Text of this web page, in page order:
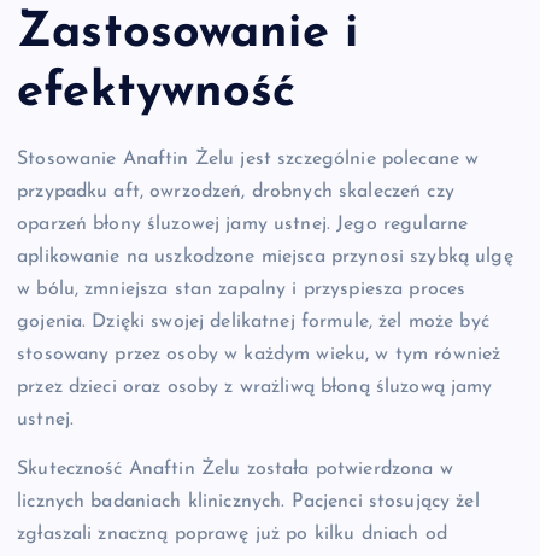
Zastosowanie i
efektywność
Stosowanie Anaftin Żelu jest szczególnie polecane w
przypadku aft, owrzodzeń, drobnych skaleczeń czy
oparzeń błony śluzowej jamy ustnej. Jego regularne
aplikowanie na uszkodzone miejsca przynosi szybką ulgę
w bólu, zmniejsza stan zapalny i przyspiesza proces
gojenia. Dzięki swojej delikatnej formule, żel może być
stosowany przez osoby w każdym wieku, w tym również
przez dzieci oraz osoby z wrażliwą błoną śluzową jamy
ustnej.
Skuteczność Anaftin Żelu została potwierdzona w
licznych badaniach klinicznych. Pacjenci stosujący żel
zgłaszali znaczną poprawę już po kilku dniach od